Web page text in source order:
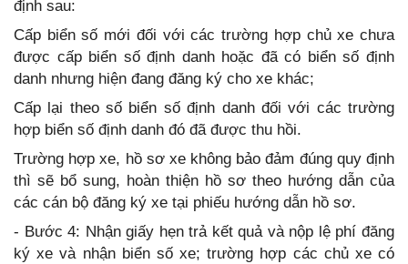
định sau:
Cấp biển số mới đối với các trường hợp chủ xe chưa
được cấp biển số định danh hoặc đã có biển số định
danh nhưng hiện đang đăng ký cho xe khác;
Cấp lại theo số biển số định danh đối với các trường
hợp biển số định danh đó đã được thu hồi.
Trường hợp xe, hồ sơ xe không bảo đảm đúng quy định
thì sẽ bổ sung, hoàn thiện hồ sơ theo hướng dẫn của
các cán bộ đăng ký xe tại phiếu hướng dẫn hồ sơ.
- Bước 4: Nhận giấy hẹn trả kết quả và nộp lệ phí đăng
ký xe và nhận biển số xe; trường hợp các chủ xe có